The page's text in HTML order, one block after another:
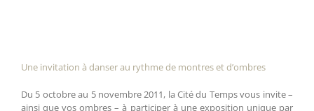
Une invitation à danser au rythme de montres et d’ombres
Du 5 octobre au 5 novembre 2011, la Cité du Temps vous invite –
ainsi que vos ombres – à participer à une exposition unique par